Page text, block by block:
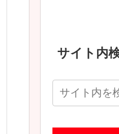
サイト内